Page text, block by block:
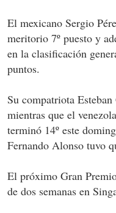
El mexicano Sergio
meritorio 7º puesto y
en la clasificación
puntos.
Su compatriota
mientras que el
terminó 14º este
Fernando Alonso tuvo
El próximo Gran
de dos semanas en